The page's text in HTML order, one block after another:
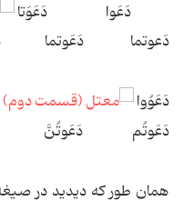
دَعَوا دَعَوَتا
دَعوتما دَعَوتما
دَعَوُوا
دَعَوتُم دَعَوتُنَّ